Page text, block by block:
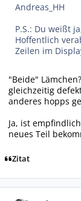
Andreas_HH
P.S.: Du weißt
Hoffentlich
Zeilen im
"Beide"
gleichzeitig
anderes hopps
Ja, ist
neues Teil
Zitat